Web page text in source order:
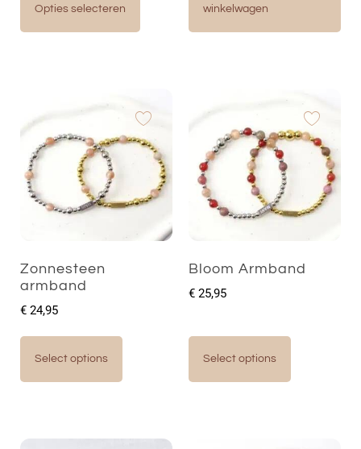
Opties selecteren
winkelwagen
Zonnesteen
armband
€ 24,95
Select options
Bloom Armband
€ 25,95
Select options